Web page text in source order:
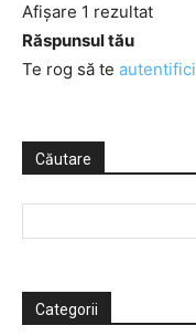
Afișare 1 rezultat
Răspunsul tău
Te rog să te autentifici
Căutare
Categorii